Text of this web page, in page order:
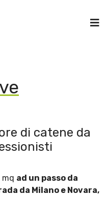
di catene da
mq ad un passo da
da Milano e Novara,